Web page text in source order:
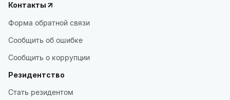
Контакты
Форма обратной связи
Сообщить об ошибке
Сообщить о коррупции
Резидентство
Стать резидентом